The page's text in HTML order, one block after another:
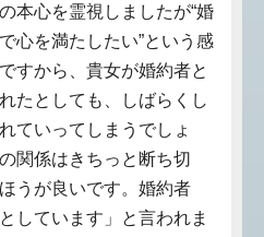
本心を霊視しましたが“婚
心を満たしたい”という感
すから、貴女が婚約者と
たとしても、しばらくし
ていってしまうでしょ
関係はきちっと断ち切
うが良いです。婚約者
しています」と言われま